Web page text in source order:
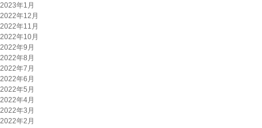
2023年1月
2022年12月
2022年11月
2022年10月
2022年9月
2022年8月
2022年7月
2022年6月
2022年5月
2022年4月
2022年3月
2022年2月